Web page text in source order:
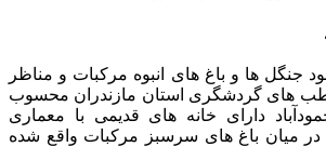
جنگل ها و باغ های انبوه مرکبات و مناظر
قطب های گردشگری استان مازندران محسوب
دارای خانه های قدیمی با معماری
میان باغ های سرسبز مرکبات واقع شده